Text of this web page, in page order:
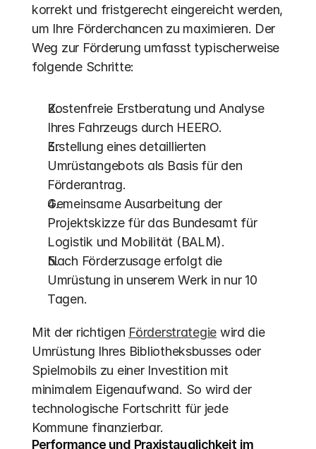
korrekt und fristgerecht eingereicht werden,
um Ihre Förderchancen zu maximieren. Der
Weg zur Förderung umfasst typischerweise
folgende Schritte:
Kostenfreie Erstberatung und Analyse
Ihres Fahrzeugs durch HEERO.
Erstellung eines detaillierten
Umrüstangebots als Basis für den
Förderantrag.
Gemeinsame Ausarbeitung der
Projektskizze für das Bundesamt für
Logistik und Mobilität (BALM).
Nach Förderzusage erfolgt die
Umrüstung in unserem Werk in nur 10
Tagen.
Mit der richtigen Förderstrategie wird die
Umrüstung Ihres Bibliotheksbusses oder
Spielmobils zu einer Investition mit
minimalem Eigenaufwand. So wird der
technologische Fortschritt für jede
Kommune finanzierbar.
Performance und Praxistauglichkeit im